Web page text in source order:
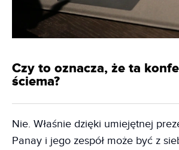
Czy to oznacza, że ta
ściema?
Nie. Właśnie dzięki umiejętnej
Panay i jego zespół może być z